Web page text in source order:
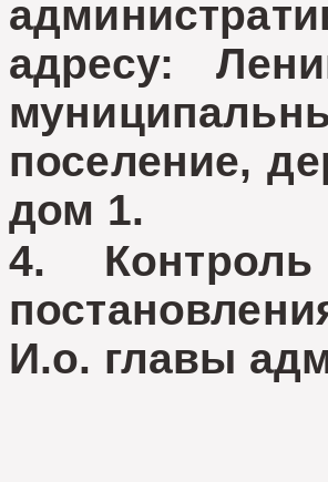
адресу:
поселение,
дом 1.
4.
И.о. главы